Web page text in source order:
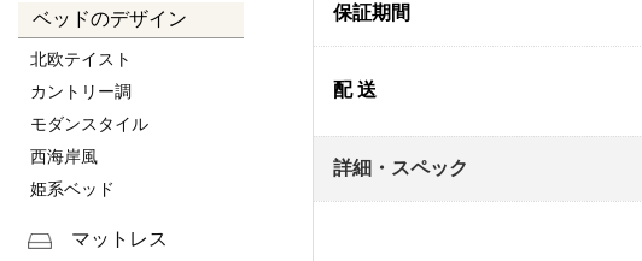
ベッドのデザイン
北欧テイスト
カントリー調
モダンスタイル
西海岸風
姫系ベッド
マットレス
保証期間
配 送
詳細・スペック